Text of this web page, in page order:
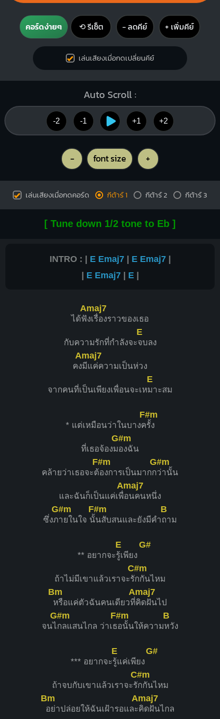
คอร์ดง่ายๆ ⟲ รีเซ็ต − ลดคีย์ + เพิ่มคีย์
เล่นเสียงเมื่อกดเปลี่ยนคีย์
Auto Scroll :
-2 -1 +1 +2
- font size +
เล่นเสียงเมื่อกดคอร์ด กีต้าร์ 1 กีต้าร์ 2 กีต้าร์ 3
[ Tune down 1/2 tone to Eb ]
INTRO : | E Emaj7| E Emaj7|
| E Emaj7| E|
ได้ฟั
Amaj7
งเรื่องราวของเธอ
กับความรักที่กำลังจะ
E
จบลง
คง
Amaj7
มีแค่ความเป็นห่วง
จากคนที่เป็นเพียงเพื่อนจะเห
E
มาะสม
* แต่เหมือนว่าในบางค
F#m
รั้ง
ที่เธอจ้องม
G#m
องฉัน
คล้ายว่าเธอจะต้
F#m
องการเป็นมากก
G#m
ว่านั้น
และฉันก็เป็นแค่เพื่
Amaj7
อนคนหนึ่ง
ซึ่งภ
G#m
ายในใจ นั้
F#m
นสับสนและยังมีคำ
B
ถาม
** อยากจะ
E
รู้เพียง
G#
ถ้าไม่มีเขาแล้วเราจะรั
C#m
กกันไหม
Bm
หรือแค่ตัวฉันคนเดียวที่
Amaj7
คิดฝันไป
จนไ
G#m
กลแสนไกล ว่าเธ
F#m
อนั้นให้ความ
B
หวัง
*** อยากจะ
E
รู้แค่เพียง
G#
ถ้าจบกับเขาแล้วเราจะรั
C#m
กกันไหม
Bm
อย่าปล่อยให้ฉันเฝ้ารอและ
Amaj7
คิดฝันไกล